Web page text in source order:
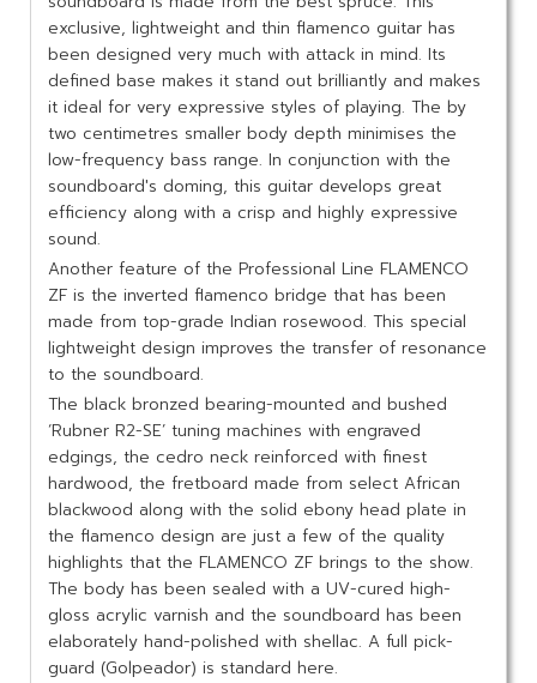
exclusive, lightweight and thin flamenco guitar has
been designed very much with attack in mind. Its
defined base makes it stand out brilliantly and makes
it ideal for very expressive styles of playing. The by
two centimetres smaller body depth minimises the
low-frequency bass range. In conjunction with the
soundboard's doming, this guitar develops great
efficiency along with a crisp and highly expressive
sound.
Another feature of the Professional Line FLAMENCO
ZF is the inverted flamenco bridge that has been
made from top-grade Indian rosewood. This special
lightweight design improves the transfer of resonance
to the soundboard.
The black bronzed bearing-mounted and bushed
‘Rubner R2-SE’ tuning machines with engraved
edgings, the cedro neck reinforced with finest
hardwood, the fretboard made from select African
blackwood along with the solid ebony head plate in
the flamenco design are just a few of the quality
highlights that the FLAMENCO ZF brings to the show.
The body has been sealed with a UV-cured high-
gloss acrylic varnish and the soundboard has been
elaborately hand-polished with shellac. A full pick-
guard (Golpeador) is standard here.